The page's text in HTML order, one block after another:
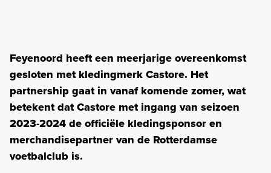
Feyenoord heeft een meerjarige overeenkomst
gesloten met kledingmerk Castore. Het
partnership gaat in vanaf komende zomer, wat
betekent dat Castore met ingang van seizoen
2023-2024 de officiële kledingsponsor en
merchandisepartner van de Rotterdamse
voetbalclub is.